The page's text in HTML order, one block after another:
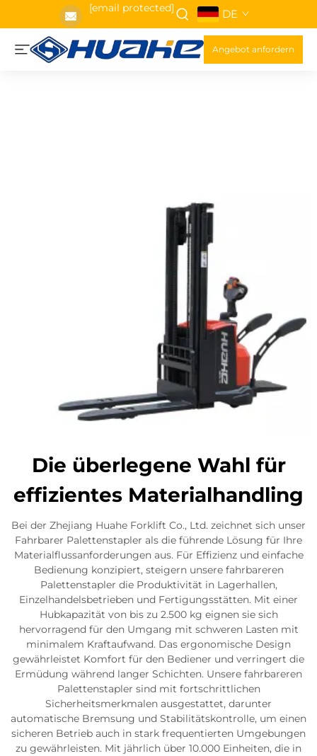
[email protected] DE
Angebot anfordern
Die überlegene Wahl für
effizientes Materialhandling
Bei der Zhejiang Huahe Forklift Co., Ltd. zeichnet sich unser
Fahrbarer Palettenstapler als die führende Lösung für Ihre
Materialflussanforderungen aus. Für Effizienz und einfache
Bedienung konzipiert, steigern unsere fahrbareren
Palettenstapler die Produktivität in Lagerhallen,
Einzelhandelsbetrieben und Fertigungsstätten. Mit einer
Hubkapazität von bis zu 2.500 kg eignen sie sich
hervorragend für den Umgang mit schweren Lasten mit
minimalem Kraftaufwand. Das ergonomische Design
gewährleistet Komfort für den Bediener und verringert die
Ermüdung während langer Schichten. Unsere fahrbareren
Palettenstapler sind mit fortschrittlichen
Sicherheitsmerkmalen ausgestattet, darunter
automatische Bremsung und Stabilitätskontrolle, um einen
sicheren Betrieb auch in stark frequentierten Umgebungen
zu gewährleisten. Mit jährlich über 10.000 Einheiten, die in